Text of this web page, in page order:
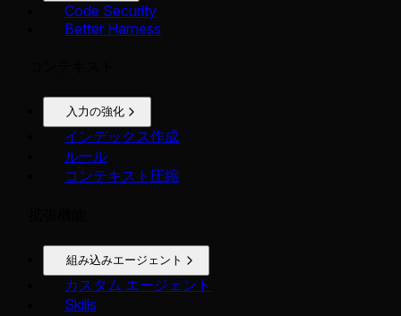
Code Security
Better Harness
入力の強化
インデックス作成
ルール
コンテキスト圧縮
組み込みエージェント
カスタム エージェント
Skills